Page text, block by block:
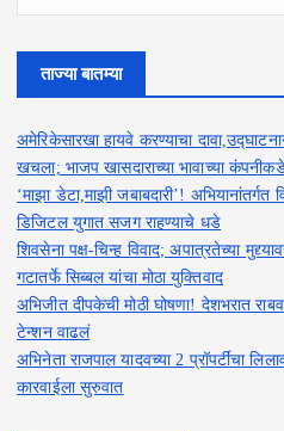
ताज्या बातम्या
अमेरिकेसारखा हायवे करण्याचा
खचला; भाजप खासदाराच्या भावाच्या
‘माझा डेटा,माझी जबाबदारी’! अभियानांतर्गत
डिजिटल युगात सजग राहण्याचे धडे
शिवसेना पक्ष-चिन्ह विवाद; अपात्रतेच्या
गटातर्फे सिब्बल यांचा मोठा युक्तिवाद
अभिजीत दीपकेची मोठी घोषणा! देशभरात
टेन्शन वाढलं
अभिनेता राजपाल यादवच्या 2 प्रॉपर्टींचा
कारवाईला सुरुवात